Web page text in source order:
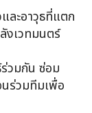
ละอาวุธที่แตก
งเวทมนตร์
วมกัน ซ่อม
นร่วมทีมเพื่อ